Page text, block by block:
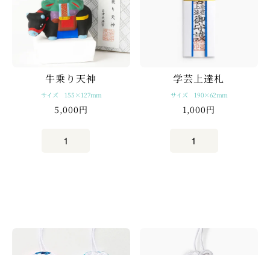
牛乗り天神
サイズ 155×127mm
5,000円
学芸上達札
サイズ 190×62mm
1,000円